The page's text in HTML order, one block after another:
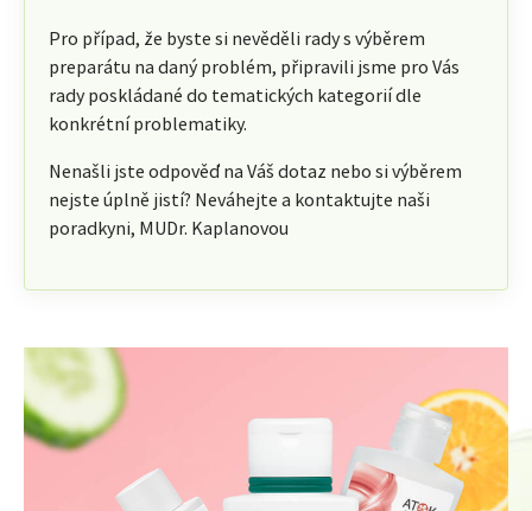
Pro případ, že byste si nevěděli rady s výběrem
preparátu na daný problém, připravili jsme pro Vás
rady poskládané do tematických kategorií dle
konkrétní problematiky.
Nenašli jste odpověď na Váš dotaz nebo si výběrem
nejste úplně jistí? Neváhejte a kontaktujte naši
poradkyni, MUDr. Kaplanovou